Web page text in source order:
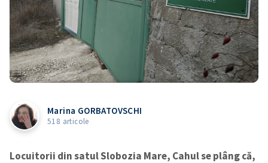
Marina GORBATOVSCHI
518 articole
Locuitorii din satul Slobozia Mare, Cahul se plâng că,